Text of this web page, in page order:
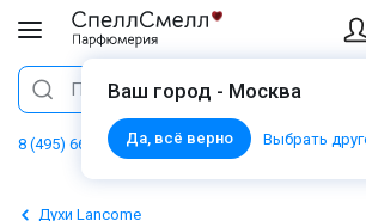
Ваш город - Москва
Да, всё верно Выбрать
Поиск
8 (495) 668 06 02
Духи Lancome